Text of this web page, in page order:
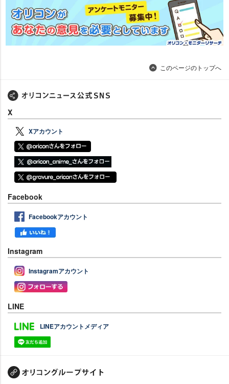
このページのトップへ
X
Xアカウント
Facebook
Facebookアカウント
Instagram
Instagramアカウント
LINE
LINEアカウントメディア